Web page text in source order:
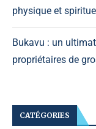
physique et
Bukavu : un
propriétaires de
CATÉGORIES